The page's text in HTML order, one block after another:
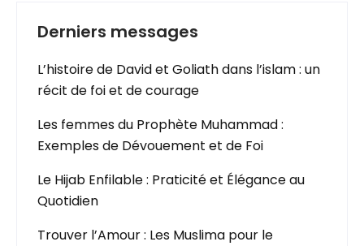
Derniers messages
L’histoire de David et Goliath dans l’islam : un
récit de foi et de courage
Les femmes du Prophète Muhammad :
Exemples de Dévouement et de Foi
Le Hijab Enfilable : Praticité et Élégance au
Quotidien
Trouver l’Amour : Les Muslima pour le